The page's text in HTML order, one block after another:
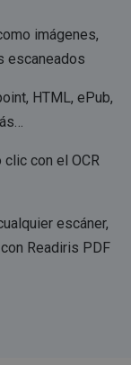
imágenes,
escaneados
HTML, ePub,
con el OCR
escáner,
Readiris PDF